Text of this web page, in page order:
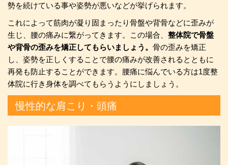
勢を続けている事や姿勢が悪いなどが挙げられます。
これによって筋肉が凝り固まったり骨盤や背骨などに歪みが
生じ、腰の痛みに繋がってきます。この場合、 整体院で骨盤
や背骨の歪みを矯正してもらいましょう。 骨の歪みを矯正
し、姿勢を正しくすることで腰の痛みが改善されるとともに
再発も防止することができます。腰痛に悩んでいる方は1度整
体院に行き身体を調べてもらうようにしましょう。
慢性的な肩こり・頭痛